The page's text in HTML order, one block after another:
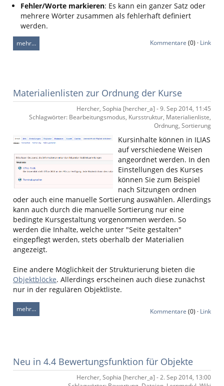
Fehler/Worte markieren: Es kann ein ganzer Satz oder
mehrere Wörter zusammen als fehlerhaft definiert
werden.
mehr… Kommentare (0) · Link
Materialienlisten zur Ordnung der Kurse
Hercher, Sophia [hercher_a] - 9. Sep 2014, 11:45
Schlagwörter: Bearbeitungsmodus, Kursstruktur, Materialienliste,
Ordnung, Sortierung
Kursinhalte können in ILIAS
auf verschiedene Weisen
angeordnet werden. In den
Einstellungen des Kurses
können Sie zum Beispiel
nach Sitzungen ordnen
oder auch eine manuelle Sortierung auswählen. Allerdings
kann auch durch die manuelle Sortierung nur eine
bedingte Kursgestaltung vorgenommen werden. So
werden die Inhalte, welche unter "Seite gestalten"
eingepflegt werden, stets oberhalb der Materialien
angezeigt.
Eine andere Möglichkeit der Strukturierung bieten die
Objektblöcke. Allerdings erscheinen auch diese zunächst
nur in der regulären Objektliste.
mehr… Kommentare (0) · Link
Neu in 4.4 Bewertungsfunktion für Objekte
Hercher, Sophia [hercher_a] - 2. Sep 2014, 13:00